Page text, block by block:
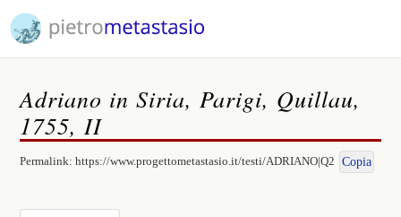
Adriano in Siria, Parigi, Quillau,
1755, II
Permalink:https://www.progettometastasio.it/testi/ADRIANO|Q2 Copia